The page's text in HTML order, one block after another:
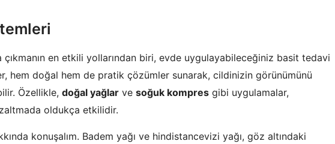
çıkmanın en etkili yollarından biri, evde uygulayabileceğiniz basit tedavi
hem doğal hem de pratik çözümler sunarak, cildinizin görünümünü
Özellikle, doğal yağlar ve soğuk kompres gibi uygulamalar,
oldukça etkilidir.
konuşalım. Badem yağı ve hindistancevizi yağı, göz altındaki